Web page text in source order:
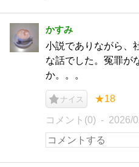
かすみ
小説でありながら、
な話でした。冤罪が
か。。。
ナイス ★18
コメント(0) 2026/